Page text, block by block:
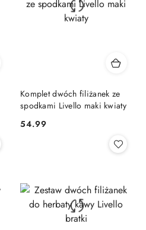
Komplet dwóch filiżanek ze
spodkami Livello maki kwiaty
Cena:
54.99